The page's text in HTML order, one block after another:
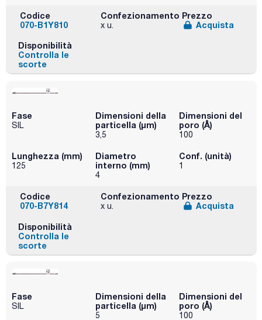
Codice
070-B1Y810
Confezionamento
x u.
Prezzo
Acquista
Disponibilità
Controlla le
scorte
Fase
SIL
Dimensioni della
particella (μm)
3,5
Dimensioni del
poro (Å)
100
Lunghezza (mm)
125
Diametro
interno (mm)
4
Conf. (unità)
1
Codice
070-B7Y814
Confezionamento
x u.
Prezzo
Acquista
Disponibilità
Controlla le
scorte
Fase
SIL
Dimensioni della
particella (μm)
5
Dimensioni del
poro (Å)
100